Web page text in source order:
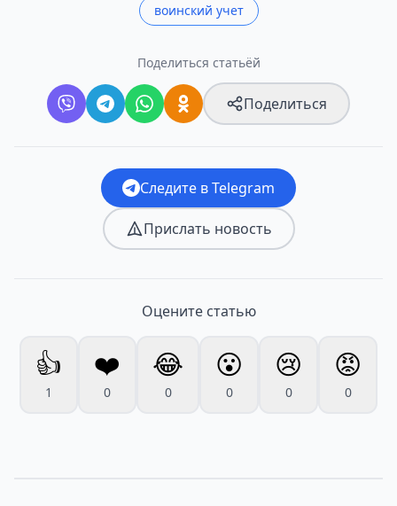
воинский учет
Поделиться статьёй
Поделиться
Следите в Telegram
Прислать новость
Оцените статью
👍
1
❤️
0
😂
0
😮
0
😢
0
😡
0